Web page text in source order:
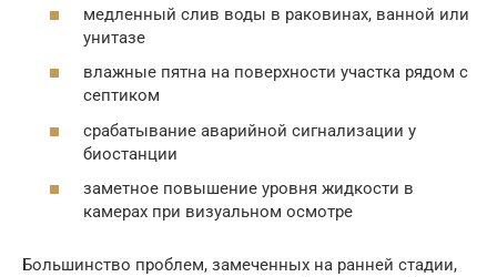
медленный слив воды в раковинах, ванной или
унитазе
влажные пятна на поверхности участка рядом с
септиком
срабатывание аварийной сигнализации у
биостанции
заметное повышение уровня жидкости в
камерах при визуальном осмотре
Большинство проблем, замеченных на ранней стадии,